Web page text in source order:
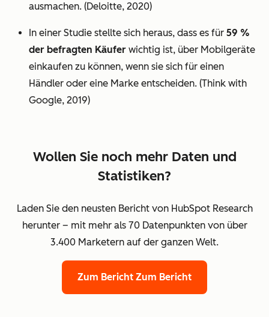
ausmachen. (Deloitte, 2020)
In einer Studie stellte sich heraus, dass es für 59 %
der befragten Käufer wichtig ist, über Mobilgeräte
einkaufen zu können, wenn sie sich für einen
Händler oder eine Marke entscheiden. (Think with
Google, 2019)
Wollen Sie noch mehr Daten und
Statistiken?
Laden Sie den neusten Bericht von HubSpot Research
herunter – mit mehr als 70 Datenpunkten von über
3.400 Marketern auf der ganzen Welt.
Zum Bericht Zum Bericht